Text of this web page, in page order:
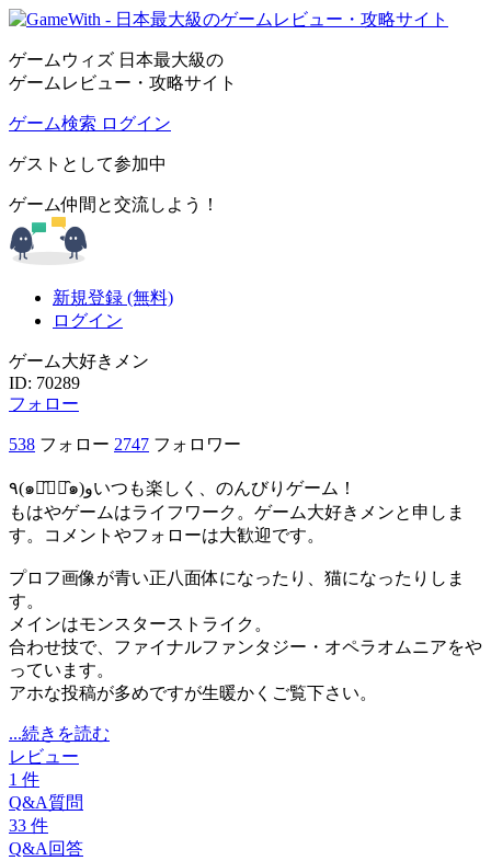
ゲームウィズ 日本最大級の
ゲームレビュー・攻略サイト
ゲーム検索 ログイン
ゲストとして参加中
ゲーム仲間と交流しよう！
新規登録 (無料)
ログイン
ゲーム大好きメン
ID: 70289
フォロー
538 フォロー 2747 フォロワー
٩(๑･̑◡･̑๑)وいつも楽しく、のんびりゲーム！
もはやゲームはライフワーク。ゲーム大好きメンと申しま
す。コメントやフォローは大歓迎です。
プロフ画像が青い正八面体になったり、猫になったりしま
す。
メインはモンスターストライク。
合わせ技で、ファイナルファンタジー・オペラオムニアをや
っています。
アホな投稿が多めですが生暖かくご覧下さい。
...続きを読む
レビュー
1 件
Q&A質問
33 件
Q&A回答